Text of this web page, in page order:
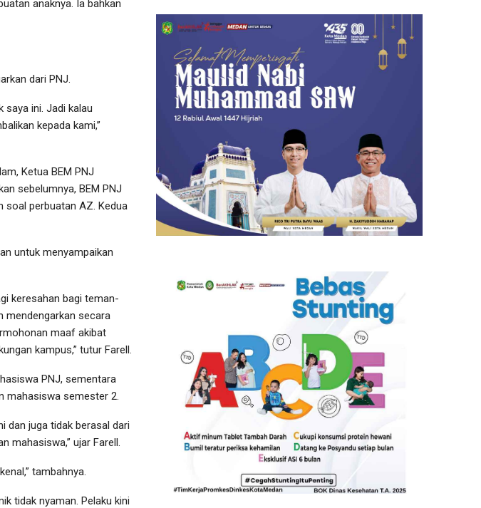
anaknya. Ia bahkan
dari PNJ.
saya ini. Jadi kalau
kepada kami,”
Ketua BEM PNJ
sebelumnya, BEM PNJ
soal perbuatan AZ. Kedua
untuk menyampaikan
keresahan bagi teman-
mendengarkan secara
maaf akibat
kampus,” tutur Farell.
PNJ, sementara
mahasiswa semester 2.
dan juga tidak berasal dari
mahasiswa,” ujar Farell.
tambahnya.
tidak nyaman. Pelaku kini